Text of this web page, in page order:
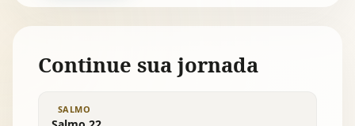
Continue sua jornada
SALMO